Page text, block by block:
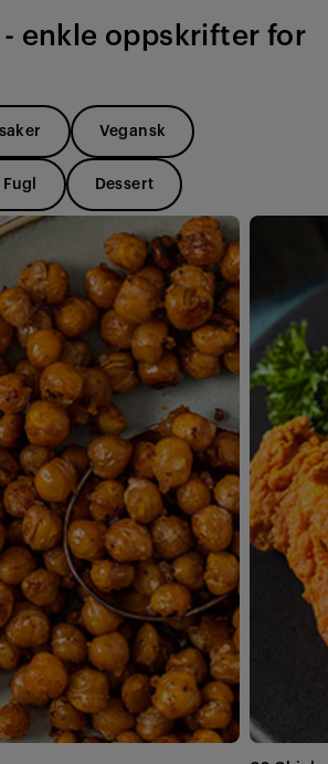
- enkle oppskrifter for
Vegansk
Fugl Dessert